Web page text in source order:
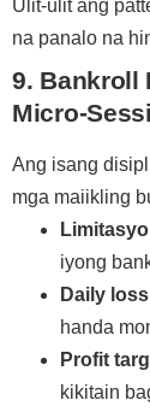
Ulit-ulit ang
na panalo na
9. Bankroll
Ang isang
mga maiikling
iyong
Daily
handa
Profit
kikitain